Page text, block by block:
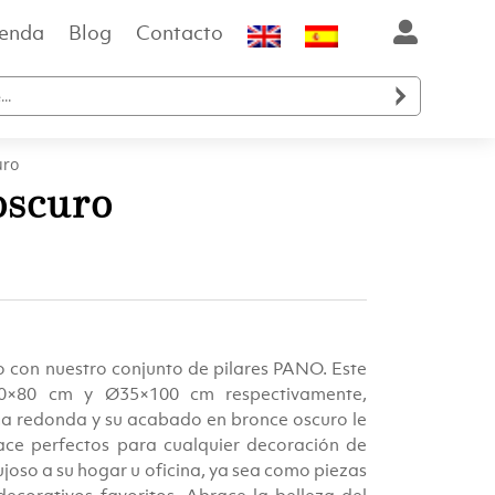

Blog Contacto
nuestro conjunto de pilares PANO. Este
cm y Ø35×100 cm respectivamente,
y su acabado en bronce oscuro le
perfectos para cualquier decoración de
a su hogar u oficina, ya sea como piezas